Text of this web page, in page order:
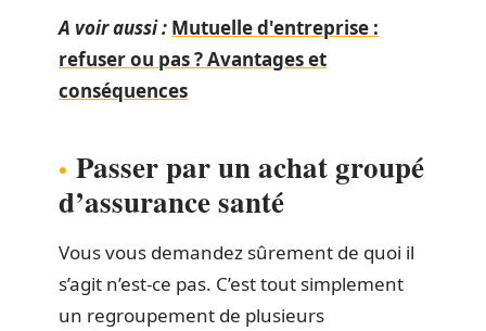
A voir aussi : Mutuelle d'entreprise :
refuser ou pas ? Avantages et
conséquences
Passer par un achat groupé
d’assurance santé
Vous vous demandez sûrement de quoi il
s’agit n’est-ce pas. C’est tout simplement
un regroupement de plusieurs